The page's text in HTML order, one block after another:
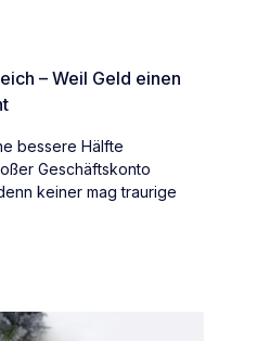
– Weil Geld einen
bessere Hälfte
Geschäftskonto
keiner mag traurige